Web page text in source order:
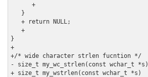
      +
   }
   + return NULL;
   +
}
+
+/* wide character strlen fucntion */
- size_t my_wc_strlen(const wchar_t *s)
+ size_t my_wstrlen(const wchar_t *s)